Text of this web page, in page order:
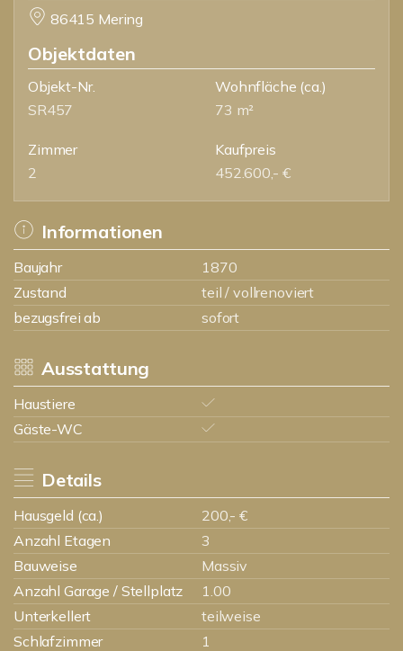
86415 Mering
Objektdaten
Objekt-Nr.
SR457
Wohnfläche (ca.)
73 m²
Zimmer
2
Kaufpreis
452.600,- €
Informationen
Baujahr
1870
Zustand
teil / vollrenoviert
bezugsfrei ab
sofort
Ausstattung
Haustiere
Gäste-WC
Details
Hausgeld (ca.)
200,- €
Anzahl Etagen
3
Bauweise
Massiv
Anzahl Garage / Stellplatz
1.00
Unterkellert
teilweise
Schlafzimmer
1